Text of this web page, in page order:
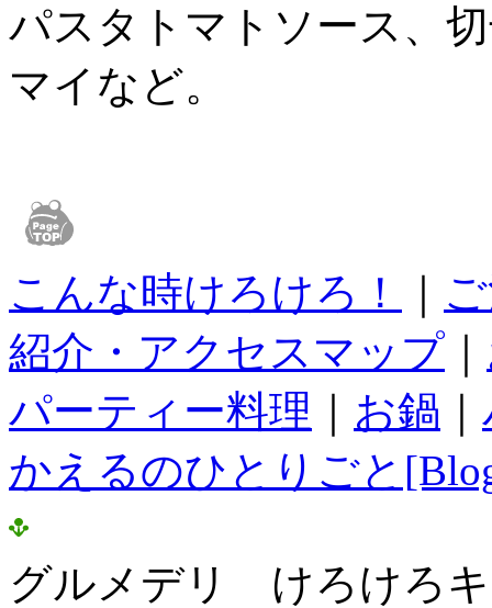
パスタトマトソース、
マイなど。
こんな時けろけろ！
紹介・アクセスマップ
パーティー料理
お鍋
かえるのひとりごと
グルメデリ けろけろ